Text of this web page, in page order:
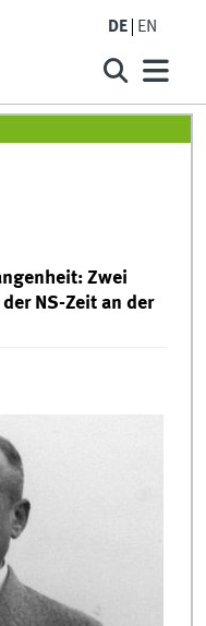
DE EN
Zwei
NS-Zeit an der